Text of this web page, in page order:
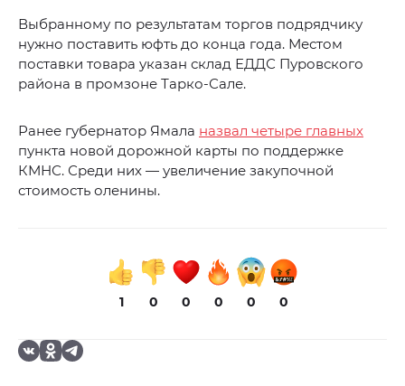
Выбранному по результатам торгов подрядчику
нужно поставить юфть до конца года. Местом
поставки товара указан склад ЕДДС Пуровского
района в промзоне Тарко-Сале.
Ранее губернатор Ямала назвал четыре главных
пункта новой дорожной карты по поддержке
КМНС. Среди них — увеличение закупочной
стоимость оленины.
1 0 0 0 0 0